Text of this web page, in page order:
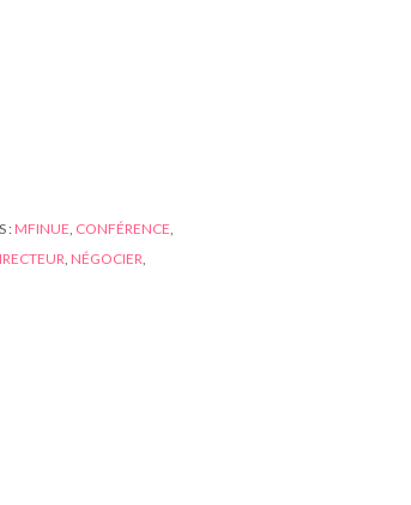
: MFINUE, CONFÉRENCE,
, NÉGOCIER,